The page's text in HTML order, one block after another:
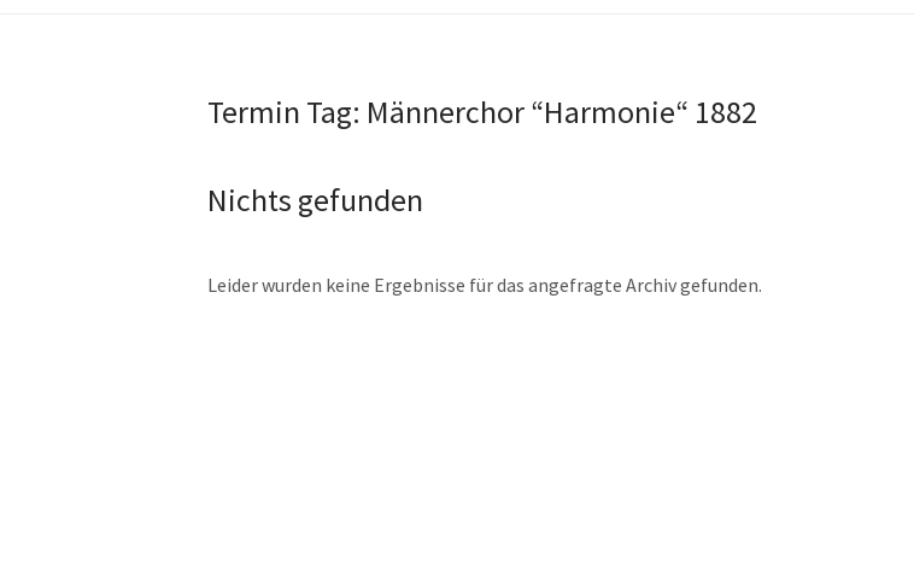
Termin Tag: Männerchor “Harmonie“ 1882
Nichts gefunden
Leider wurden keine Ergebnisse für das angefragte Archiv gefunden.